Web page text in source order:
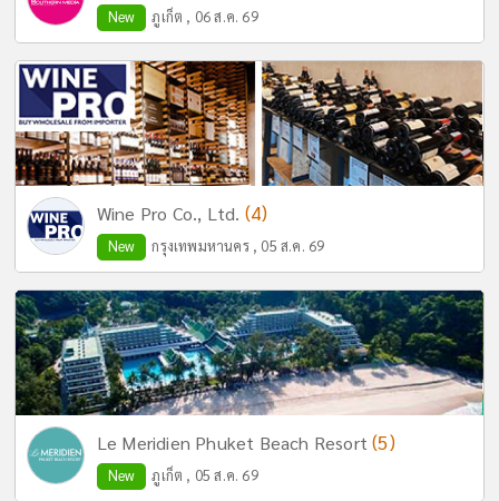
New ภูเก็ต , 06 ส.ค. 69
Wine Pro Co., Ltd. (4)
New กรุงเทพมหานคร , 05 ส.ค. 69
Le Meridien Phuket Beach Resort(5)
New ภูเก็ต , 05 ส.ค. 69